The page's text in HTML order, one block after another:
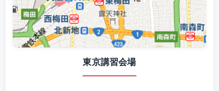
東京講習会場